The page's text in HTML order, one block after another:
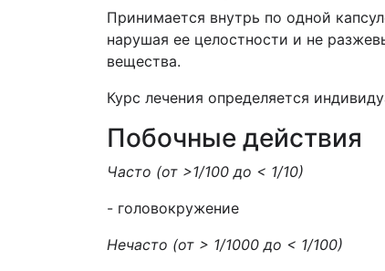
Принимается внутрь по одной
нарушая ее целостности и не
вещества.
Курс лечения определяется
Побочные действия
Часто (от >1/100 до < 1/10)
- головокружение
Нечасто (от > 1/1000 до < 1/100)